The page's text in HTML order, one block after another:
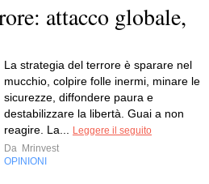
attacco globale,
La strategia del terrore è sparare nel
mucchio, colpire folle inermi, minare le
sicurezze, diffondere paura e
destabilizzare la libertà. Guai a non
reagire. La...
Leggere il seguito
Da Mrinvest
OPINIONI